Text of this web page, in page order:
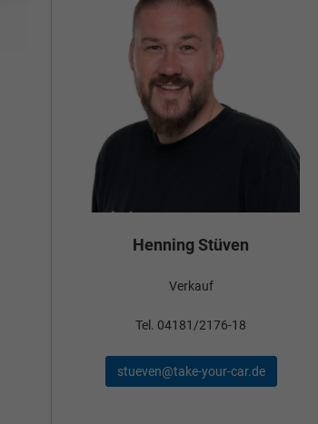
Henning Stüven
Verkauf
Tel. 04181/2176-18
stueven@take-your-car.de